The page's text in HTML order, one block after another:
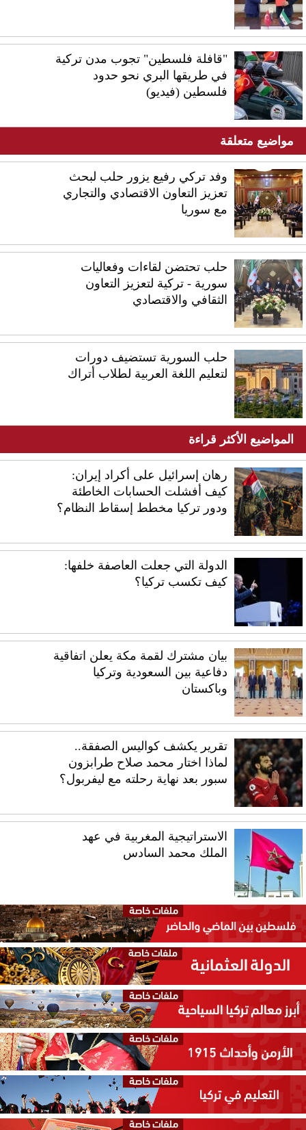
"قافلة فلسطين" تجوب مدن تركية
في طريقها البري نحو حدود
فلسطين (فيديو)
مواضيع متعلقة
وفد تركي رفيع يزور حلب لبحث
تعزيز التعاون الاقتصادي والتجاري
مع سوريا
حلب تحتضن لقاءات وفعاليات
سورية - تركية لتعزيز التعاون
الثقافي والاقتصادي
حلب السورية تستضيف دورات
لتعليم اللغة العربية لطلاب أتراك
المواضيع الأكثر قراءة
رهان إسرائيل على أكراد إيران:
كيف أفشلت الحسابات الخاطئة
ودور تركيا مخطط إسقاط النظام؟
الدولة التي جعلت العاصفة خلفها:
كيف تكسب تركيا؟
بيان مشترك لقمة مكة يعلن اتفاقية
دفاعية بين السعودية وتركيا
وباكستان
تقرير يكشف كواليس الصفقة..
لماذا اختار محمد صلاح طرابزون
سبور بعد نهاية رحلته مع ليفربول؟
الاستراتيجية المغربية في عهد
الملك محمد السادس